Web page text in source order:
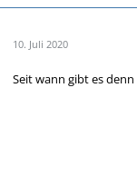
10. Juli 2020
Seit wann gibt es